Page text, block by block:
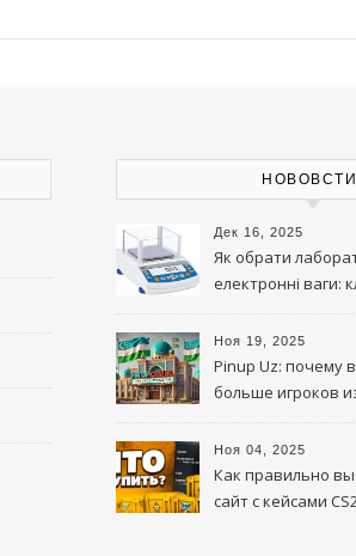
НОВОВСТИ
Дек 16, 2025
Як обрати
електронні ваги:
параметри та на
звернути увагу
Ноя 19, 2025
Pinup Uz: почему
больше игроков
Узбекистана
платформу
Ноя 04, 2025
Как правильно
сайт с кейсами